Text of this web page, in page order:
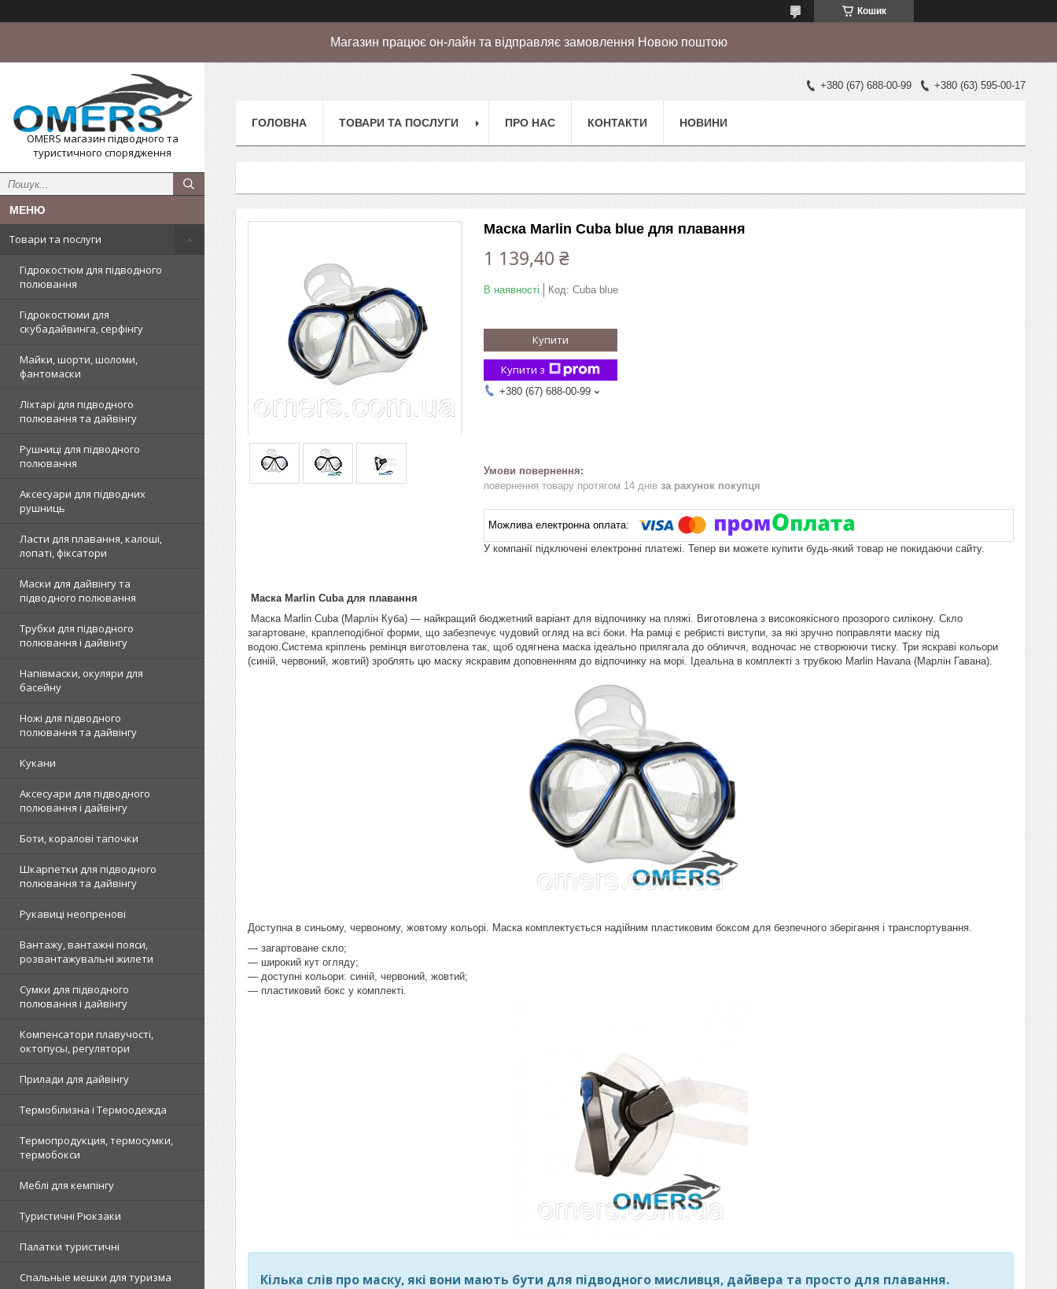
Кошик
Магазин працює он-лайн та відправляє замовлення Новою поштою
OMERS магазин підводного та
туристичного спорядження
Товари та послуги
Гідрокостюм для підводного
полювання
Гідрокостюми для
скубадайвинга, серфінгу
Майки, шорти, шоломи,
фантомаски
Ліхтарі для підводного
полювання та дайвінгу
Рушниці для підводного
полювання
Аксесуари для підводних
рушниць
Ласти для плавання, калоші,
лопаті, фіксатори
Маски для дайвінгу та
підводного полювання
Трубки для підводного
полювання і дайвінгу
Напівмаски, окуляри для
басейну
Ножі для підводного
полювання та дайвінгу
Кукани
Аксесуари для підводного
полювання і дайвінгу
Боти, коралові тапочки
Шкарпетки для підводного
полювання та дайвінгу
Рукавиці неопренові
Вантажу, вантажні пояси,
розвантажувальні жилети
Сумки для підводного
полювання і дайвінгу
Компенсатори плавучості,
октопусы, регулятори
Прилади для дайвінгу
Термобілизна і Термоодежда
Термопродукция, термосумки,
термобокси
Меблі для кемпінгу
Туристичні Рюкзаки
Палатки туристичні
Спальные мешки для туризма
+380 (67) 688-00-99 +380 (63) 595-00-17
ГОЛОВНА ТОВАРИ ТА ПОСЛУГИ ПРО НАС КОНТАКТИ НОВИНИ
Маска Marlin Cuba blue для плавання
1 139,40 ₴
В наявності Код: Cuba blue
Купити
Купити з
+380 (67) 688-00-99
повернення товару протягом 14 днів за рахунок покупця
У компанії підключені електронні платежі. Тепер ви можете купити будь-який товар не покидаючи сайту.
Маска Marlin Cuba для плавання
Маска Marlin Cuba (Марлін Куба) — найкращий бюджетний варіант для відпочинку на пляжі. Виготовлена з високоякісного прозорого силікону. Скло
загартоване, краплеподібної форми, що забезпечує чудовий огляд на всі боки. На рамці є ребристі виступи, за які зручно поправляти маску під
водою.Система кріплень ремінця виготовлена так, щоб одягнена маска ідеально прилягала до обличчя, водночас не створюючи тиску. Три яскраві кольори
(синій, червоний, жовтий) зроблять цю маску яскравим доповненням до відпочинку на морі. Ідеальна в комплекті з трубкою Marlin Havana (Марлін Гавана).
Доступна в синьому, червоному, жовтому кольорі. Маска комплектується надійним пластиковим боксом для безпечного зберігання і транспортування.
― загартоване скло;
― широкий кут огляду;
― доступні кольори: синій, червоний, жовтий;
— пластиковий бокс у комплекті.
Кілька слів про маску, які вони мають бути для підводного мисливця, дайвера та просто для плавання.